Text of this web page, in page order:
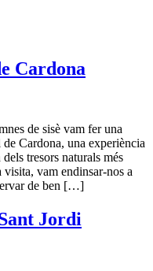
Cardona
de sisè vam fer una
Cardona, una experiència
tresors naturals més
vam endinsar-nos a
de ben […]
Jordi